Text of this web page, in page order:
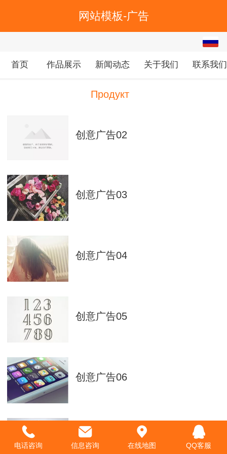
网站模板-广告
中文
首页 作品展示 新闻动态 关于我们 联系我们
Продукт
创意广告02
创意广告03
创意广告04
创意广告05
创意广告06
创意广告08
电话咨询 信息咨询 在线地图 QQ客服